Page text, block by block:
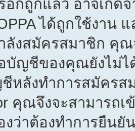
กถูกแล้ว อาจเกิดจ
ได้ถูกใช้งาน
งสมัครสมาชิก คุณ
บัญชีของคุณยังไม่
หลังทำการสมัครส
คุณจึงจะสามารถ
ว่าต้องทำการยืน